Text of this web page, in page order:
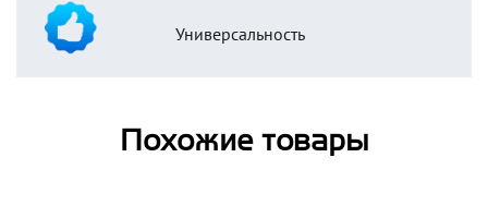
Универсальность
Похожие товары